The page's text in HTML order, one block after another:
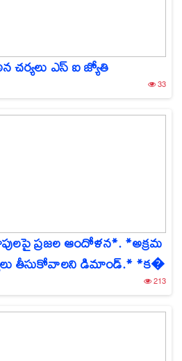
చర్యలు ఎస్ ఐ జ్యోతి
33
ప్రజల ఆందోళన*. *అక్రమ
తీసుకోవాలని డిమాండ్.* *క�
213